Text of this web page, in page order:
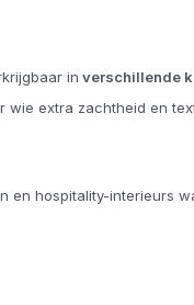
in verschillende
extra zachtheid en
en hospitality-interieurs